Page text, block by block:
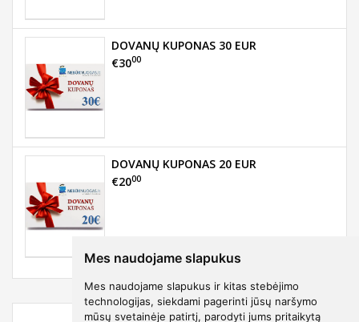
Mes naudojame slapukus
Mes naudojame slapukus ir kitas stebėjimo
technologijas, siekdami pagerinti jūsų naršymo
mūsų svetainėje patirtį, parodyti jums pritaikytą
DOVANŲ KUPONAS 30 EUR
€3000
DOVANŲ KUPONAS 20 EUR
€2000